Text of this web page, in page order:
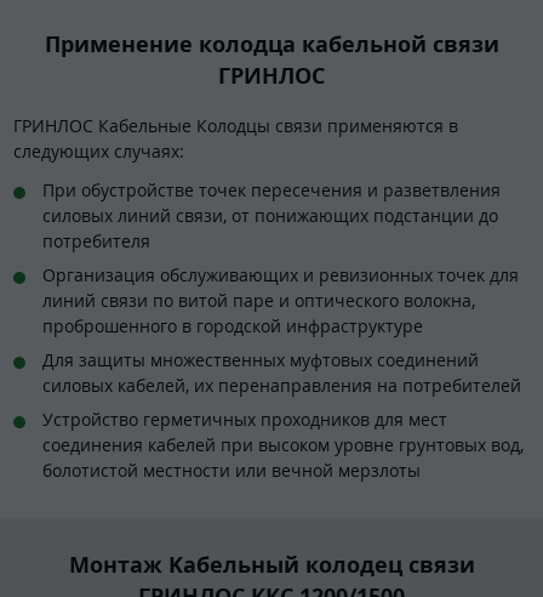
Применение колодца кабельной связи
ГРИНЛОС
ГРИНЛОС Кабельные Колодцы связи применяются в
следующих случаях:
При обустройстве точек пересечения и разветвления
силовых линий связи, от понижающих подстанции до
потребителя
Организация обслуживающих и ревизионных точек для
линий связи по витой паре и оптического волокна,
проброшенного в городской инфраструктуре
Для защиты множественных муфтовых соединений
силовых кабелей, их перенаправления на потребителей
Устройство герметичных проходников для мест
соединения кабелей при высоком уровне грунтовых вод,
болотистой местности или вечной мерзлоты
Монтаж Kабельный колодец связи